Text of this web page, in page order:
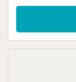
salon z kilkoma
spędzania czasu
wyposażona w
funkcjonalna i